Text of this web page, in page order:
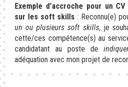
Exemple d’accroche pour un
sur les soft skills : Reconnu(e)
un ou plusieurs soft skills, je
cette/ces compétence(s) au
candidatant au poste de
adéquation avec mon projet de